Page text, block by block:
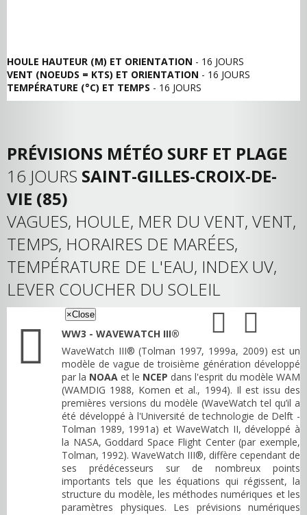
HOULE HAUTEUR (M) ET ORIENTATION - 16 JOURS
VENT (NOEUDS = KTS) ET ORIENTATION - 16 JOURS
TEMPÉRATURE (°C) ET TEMPS - 16 JOURS
PRÉVISIONS MÉTÉO SURF ET PLAGE
16 JOURS SAINT-GILLES-CROIX-DE-
VIE (85)
VAGUES, HOULE, MER DU VENT, VENT,
TEMPS, HORAIRES DE MARÉES,
TEMPÉRATURE DE L'EAU, INDEX UV,
LEVER COUCHER DU SOLEIL
×Close
WW3 - WAVEWATCH III®
WaveWatch III® (Tolman 1997, 1999a, 2009) est un
modèle de vague de troisième génération développé
par la NOAA et le NCEP dans l'esprit du modèle WAM
(WAMDIG 1988, Komen et al., 1994). Il est issu des
premières versions du modèle (WaveWatch tel qu’il a
été développé à l'Université de technologie de Delft -
Tolman 1989, 1991a) et WaveWatch II, développé à
la NASA, Goddard Space Flight Center (par exemple,
Tolman, 1992). WaveWatch III®, diffère cependant de
ses prédécesseurs sur de nombreux points
importants tels que les équations qui régissent, la
structure du modèle, les méthodes numériques et les
paramètres physiques. Les prévisions numériques